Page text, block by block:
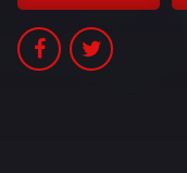
BLOG